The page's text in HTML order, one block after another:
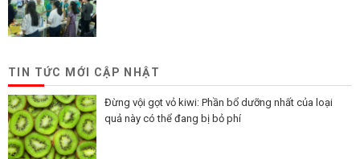
TIN TỨC MỚI CẬP NHẬT
Đừng vội gọt vỏ kiwi: Phần bổ dưỡng nhất của loại
quả này có thể đang bị bỏ phí